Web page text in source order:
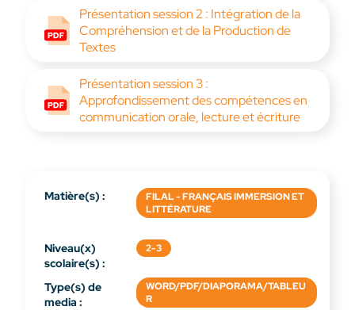
Présentation session 2 : Intégration de la
Compréhension et de la Production de
Textes
Présentation session 3 :
Approfondissement des compétences en
communication orale, lecture et écriture
Matière(s) :
FILAL - FRANÇAIS IMMERSION ET
LITTÉRATURE
Niveau(x)
scolaire(s) :
2-3
Type(s) de
media :
WORD/PDF/DIAPORAMA/TABLEU
R